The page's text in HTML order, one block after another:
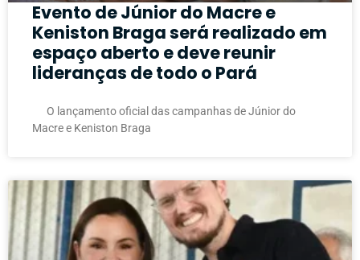
Evento de Júnior do Macre e
Keniston Braga será realizado em
espaço aberto e deve reunir
lideranças de todo o Pará
O lançamento oficial das campanhas de Júnior do
Macre e Keniston Braga